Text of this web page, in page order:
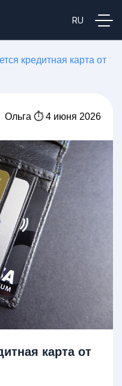
кредитная карта от
Ольга ⏱ 4 июня 2026
карта от